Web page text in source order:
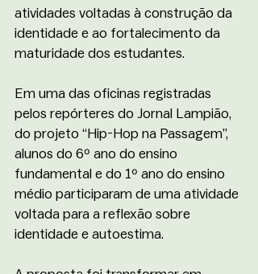
atividades voltadas à construção da
identidade e ao fortalecimento da
maturidade dos estudantes.
Em uma das oficinas registradas
pelos repórteres do Jornal Lampião,
do projeto “Hip-Hop na Passagem”,
alunos do 6º ano do ensino
fundamental e do 1º ano do ensino
médio participaram de uma atividade
voltada para a reflexão sobre
identidade e autoestima.